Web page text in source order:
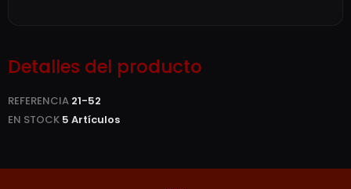
Detalles del producto
REFERENCIA 21-52
EN STOCK 5 Artículos